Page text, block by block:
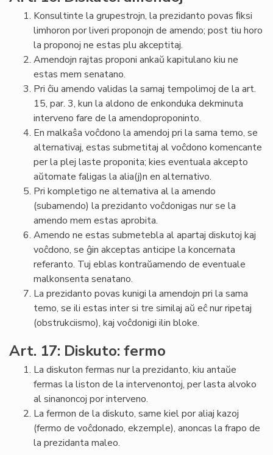
Konsultinte la grupestrojn, la prezidanto povas ﬁksi
limhoron por liveri proponojn de amendo; post tiu horo
la proponoj ne estas plu akceptitaj.
Amendojn rajtas proponi ankaŭ kapitulano kiu ne
estas mem senatano.
Pri ĉiu amendo validas la samaj tempolimoj de la art.
15, par. 3, kun la aldono de enkonduka dekminuta
interveno fare de la amendoproponinto.
En malkaŝa voĉdono la amendoj pri la sama temo, se
alternativaj, estas submetitaj al voĉdono komencante
per la plej laste proponita; kies eventuala akcepto
aŭtomate faligas la alia(j)n en alternativo.
Pri kompletigo ne alternativa al la amendo
(subamendo) la prezidanto voĉdonigas nur se la
amendo mem estas aprobita.
Amendo ne estas submetebla al apartaj diskutoj kaj
voĉdono, se ĝin akceptas anticipe la koncernata
referanto. Tuj eblas kontraŭamendo de eventuale
malkonsenta senatano.
La prezidanto povas kunigi la amendojn pri la sama
temo, se ili estas inter si tre similaj aŭ eĉ nur ripetaj
(obstrukciismo), kaj voĉdonigi ilin bloke.
Art. 17: Diskuto: fermo
La diskuton fermas nur la prezidanto, kiu antaŭe
fermas la liston de la intervenontoj, per lasta alvoko
al sinanoncoj por interveno.
La fermon de la diskuto, same kiel por aliaj kazoj
(fermo de voĉdonado, ekzemple), anoncas la frapo de
la prezidanta maleo.